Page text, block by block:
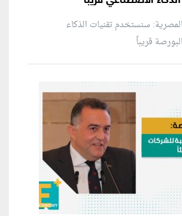
سنستخدم تقنيات الذكاء
قريباً